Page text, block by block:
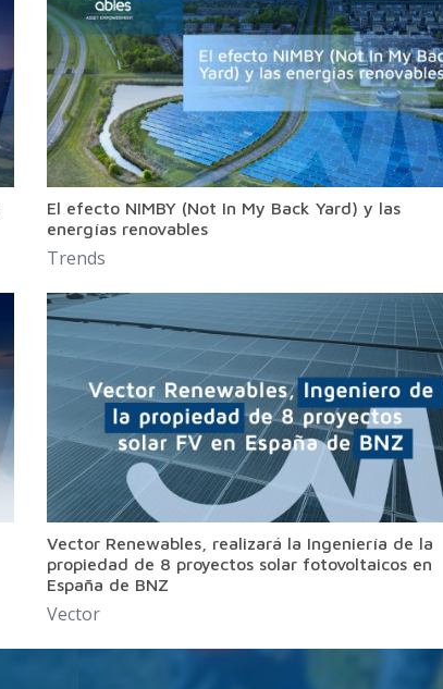
El efecto NIMBY (Not In My Back Yard) y las
energías renovables
Trends
Vector Renewables, realizará la Ingeniería de la
propiedad de 8 proyectos solar fotovoltaicos en
España de BNZ
Vector